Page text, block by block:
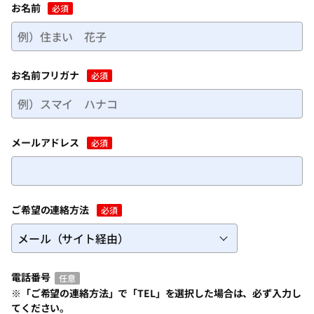
お名前 必須
お名前フリガナ 必須
メールアドレス 必須
ご希望の連絡方法 必須
電話番号 任意
※「ご希望の連絡方法」で「TEL」を選択した場合は、必ず入力し
てください。